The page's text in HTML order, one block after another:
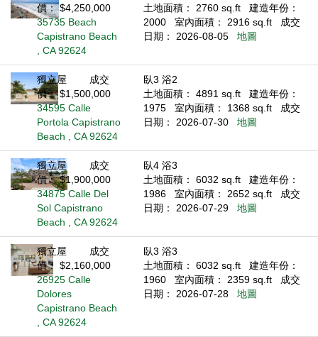
價： $4,250,000
35735 Beach
Capistrano Beach
, CA 92624
土地面積： 2760 sq.ft
建造年份：
2000
室內面積： 2916 sq.ft
成交
日期： 2026-08-05
地圖
獨立屋
成交
價： $1,500,000
34595 Calle
Portola Capistrano
Beach , CA 92624
臥3 浴2
土地面積： 4891 sq.ft
建造年份：
1975
室內面積： 1368 sq.ft
成交
日期： 2026-07-30
地圖
獨立屋
成交
價： $1,900,000
34875 Calle Del
Sol Capistrano
Beach , CA 92624
臥4 浴3
土地面積： 6032 sq.ft
建造年份：
1986
室內面積： 2652 sq.ft
成交
日期： 2026-07-29
地圖
獨立屋
成交
價： $2,160,000
26925 Calle
Dolores
Capistrano Beach
, CA 92624
臥3 浴3
土地面積： 6032 sq.ft
建造年份：
1960
室內面積： 2359 sq.ft
成交
日期： 2026-07-28
地圖